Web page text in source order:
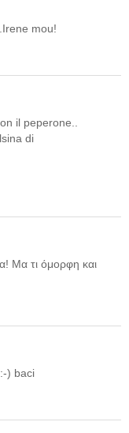
mou!
il peperone..
di
Μα τι όμορφη και
) baci